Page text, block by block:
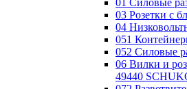
01 Силовые
03 Розетки с
04
051
052 Силовые
06 Вилки и
49440